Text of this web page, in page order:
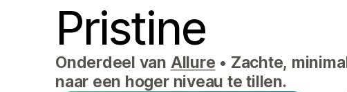
Pristine
Onderdeel van Allure • Zachte,
naar een hoger niveau te tillen.